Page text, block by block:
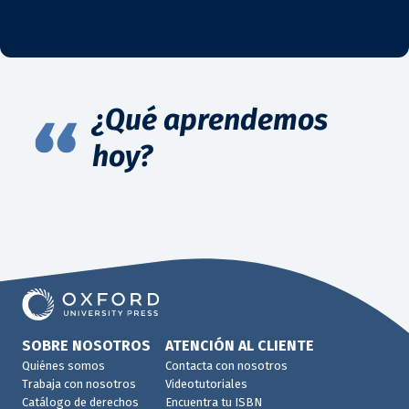
¿Qué aprendemos
hoy?
SOBRE NOSOTROS
Quiénes somos
Trabaja con nosotros
Catálogo de derechos
ATENCIÓN AL CLIENTE
Contacta con nosotros
Videotutoriales
Encuentra tu ISBN